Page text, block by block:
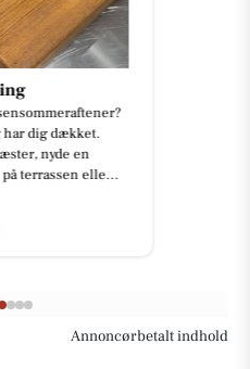
dig dækket.
nyde en
terrassen elle...
Annoncørbetalt indhold